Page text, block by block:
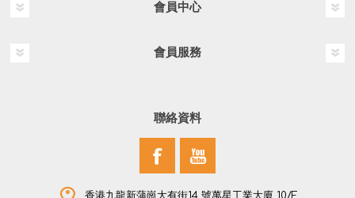
會員中心
會員服務
聯絡資料
香港九龍新蒲崗大有街14 號萬星工業大廈 10/F